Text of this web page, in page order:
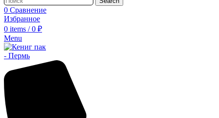
0 Сравнение
Избранное
0 items / 0 ₽
Menu